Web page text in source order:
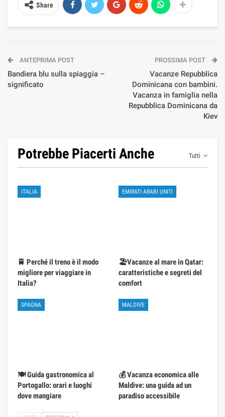
Share
ANTEPRIMA POST
Bandiera blu sulla spiaggia –
significato
PROSSIMA POST
Vacanze Repubblica
Dominicana con bambini.
Vacanza in famiglia nella
Repubblica Dominicana da
Kiev
Tutti
Potrebbe Piacerti Anche
ITALIA
🚆 Perché il treno è il modo
migliore per viaggiare in
Italia?
EMIRATI ARABI UNITI
🏖️Vacanze al mare in Qatar:
caratteristiche e segreti del
comfort
SPAGNA
🍽️ Guida gastronomica al
Portogallo: orari e luoghi
dove mangiare
MALDIVE
💰 Vacanza economica alle
Maldive: una guida ad un
paradiso accessibile